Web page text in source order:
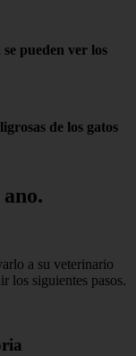
pueden ver los
de los gatos
a su veterinario
los siguientes pasos.